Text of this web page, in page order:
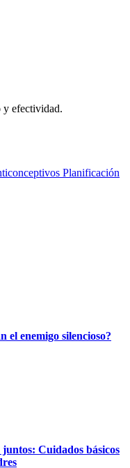
y efectividad.
Planificación
el enemigo silencioso?
Cuidados básicos